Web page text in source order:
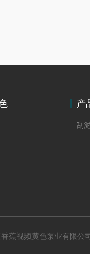
产
刮
香蕉视频黄色泵业有限